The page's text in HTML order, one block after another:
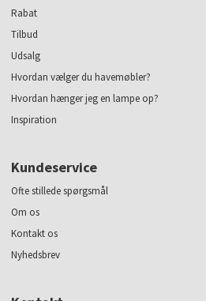
Rabat
Tilbud
Udsalg
Hvordan vælger du havemøbler?
Hvordan hænger jeg en lampe op?
Inspiration
Kundeservice
Ofte stillede spørgsmål
Om os
Kontakt os
Nyhedsbrev